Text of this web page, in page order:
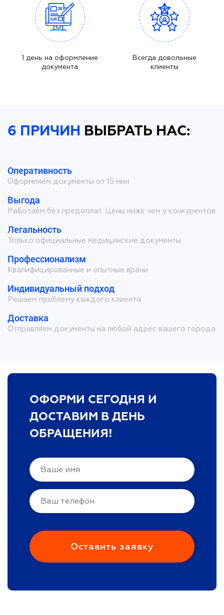
1 день на оформление
документа
Всегда довольные
клиенты
6 ПРИЧИН ВЫБРАТЬ НАС:
Оперативность
Оформляем документы от 15 мин
Выгода
Работаем без предоплат. Цены ниже чем у конкурентов
Легальность
Только официальные медицинские документы
Профессионализм
Квалифицированные и опытные врачи
Индивидуальный подход
Решаем проблему каждого клиента
Доставка
Отправляем документы на любой адрес вашего города
ОФОРМИ СЕГОДНЯ И
ДОСТАВИМ В ДЕНЬ
ОБРАЩЕНИЯ!